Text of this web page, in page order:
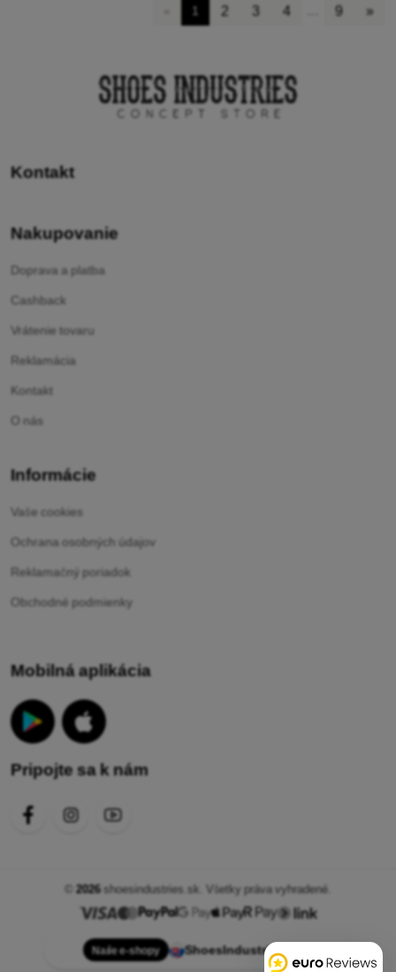
1 2 3 4 9 »
Kontakt
Nakupovanie
Doprava a platba
Cashback
Vrátenie tovaru
Reklamácia
Kontakt
O nás
Informácie
Vaše cookies
Ochrana osobných údajov
Reklamačný poriadok
Obchodné podmienky
Mobilná aplikácia
Pripojte sa k nám
2026shoesindustries.sk. Všetky práva vyhradené.
Naše e-shopy ShoesIndustries.sk